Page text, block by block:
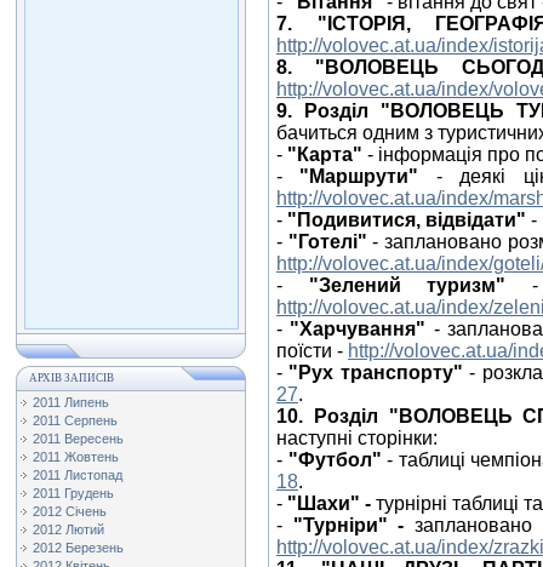
АРХІВ ЗАПИСІВ
2011 Липень
2011 Серпень
2011 Вересень
2011 Жовтень
2011 Листопад
2011 Грудень
2012 Січень
2012 Лютий
2012 Березень
7. "ІСТОРІЯ,
http://volovec.at.ua/index/
8. "ВОЛОВЕЦЬ
http://volovec.at.ua/index/
9. Розділ "ВОЛОВЕЦЬ
бачиться одним з
- "Карта" - інформація про
- "Маршрути" - деякі
http://volovec.at.ua/index/
- "Подивитися, відвідати" -
- "Готелі" - заплановано
http://volovec.at.ua/index/
- "Зелений туризм" -
http://volovec.at.ua/index/
- "Харчування" -
поїсти - http://volovec.at.ua/
- "Рух транспорту" -
27.
10. Розділ "ВОЛОВЕЦЬ
наступні сторінки:
- "Футбол" - таблиці
18.
- "Шахи" - турнірні таблиці
- "Турніри" - заплановано
http://volovec.at.ua/index/